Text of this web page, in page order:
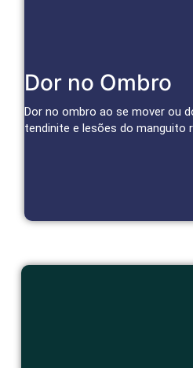
Dor no Ombro
Dor no ombro ao se mover ou
tendinite e lesões do manguito
Cuidado
Infiltrações, bloqueios e
Agendar